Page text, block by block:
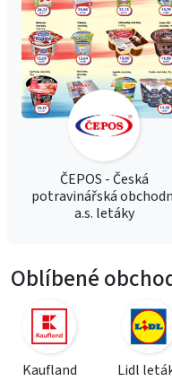
ČEPOS - Česká
potravinářská
a.s. letáky
Oblíbené
Kaufland
Lidl